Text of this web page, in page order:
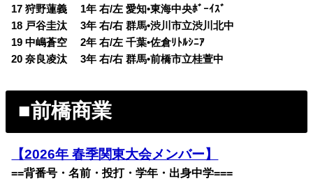
17 狩野蓮義 1年 右/左 愛知•東海中央ﾎﾞｰｲｽﾞ
18 戸谷圭汰 3年 右/右 群馬•渋川市立渋川北中
19 中嶋蒼空 2年 右/左 千葉•佐倉ﾘﾄﾙｼﾆｱ
20 奈良凌汰 3年 右/右 群馬•前橋市立桂萱中
■前橋商業
【2026年 春季関東大会メンバー】
==背番号・名前・投打・学年・出身中学===